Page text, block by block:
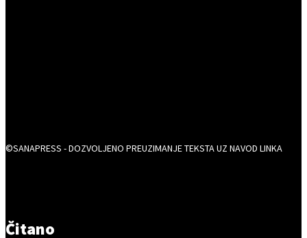
©SANAPRESS - DOZVOLJENO PREUZIMANJE TEKSTA UZ NAVOD LINKA
Čitano